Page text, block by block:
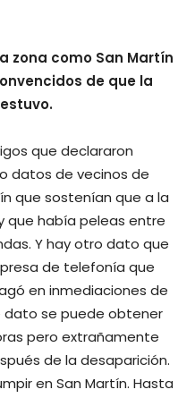
zona como San Martín
de que la
que declararon
datos de vecinos de
que sostenían que a la
que había peleas entre
Y hay otro dato que
de telefonía que
en inmediaciones de
dato se puede obtener
pero extrañamente
de la desaparición.
en San Martín. Hasta